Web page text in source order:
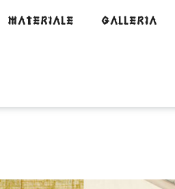
MATERIALE GALLERIA